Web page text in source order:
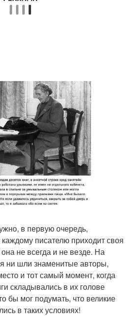
в первую очередь,
писателю приходит своя
не всегда и не везде. На
ни шли знаменитые авторы,
и тот самый момент, когда
складывались в их голове
бы мог подумать, что великие
в таких условиях!